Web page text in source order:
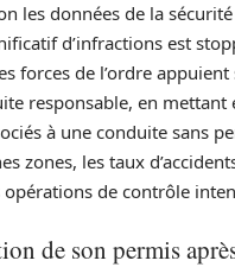
les données de la
d’infractions est
forces de l’ordre
responsable, en mettant
à une conduite sans
zones, les taux
opérations de contrôle
de son permis